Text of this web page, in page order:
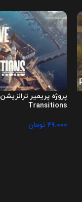
Transitions
۴۹.۰۰۰ تومان